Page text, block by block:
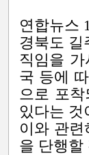
연합뉴스
경북도 길
직임을
국 등에
으로 포
있다는 것
이와 관
을 단행할